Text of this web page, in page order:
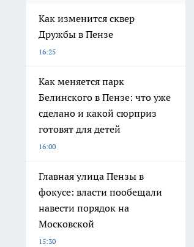
Как изменится сквер
Дружбы в Пензе
16:25
Как меняется парк
Белинского в Пензе: что уже
сделано и какой сюрприз
готовят для детей
16:00
Главная улица Пензы в
фокусе: власти пообещали
навести порядок на
Московской
15:30